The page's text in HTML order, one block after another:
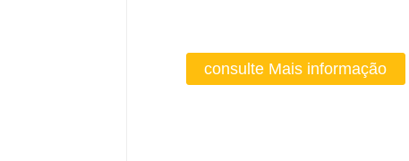
consulte Mais informação